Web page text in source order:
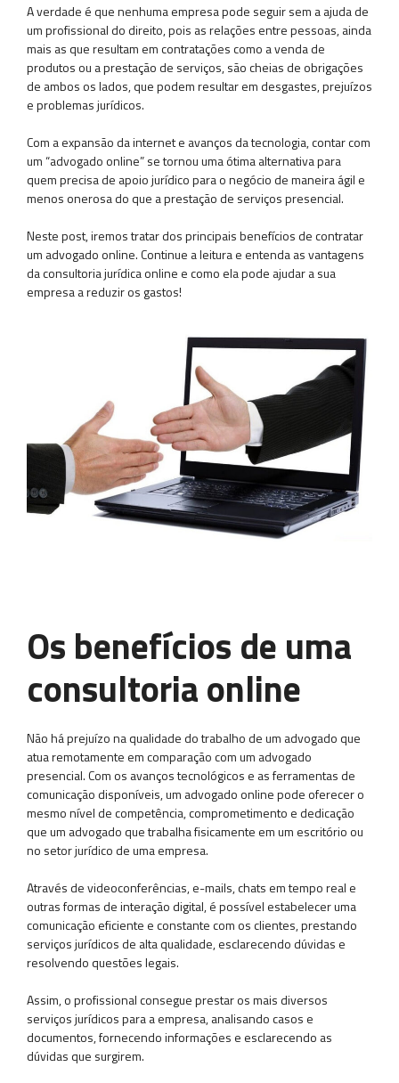
A verdade é que nenhuma empresa pode seguir sem a ajuda de
um profissional do direito, pois as relações entre pessoas, ainda
mais as que resultam em contratações como a venda de
produtos ou a prestação de serviços, são cheias de obrigações
de ambos os lados, que podem resultar em desgastes, prejuízos
e problemas jurídicos.
Com a expansão da internet e avanços da tecnologia, contar com
um “advogado online” se tornou uma ótima alternativa para
quem precisa de apoio jurídico para o negócio de maneira ágil e
menos onerosa do que a prestação de serviços presencial.
Neste post, iremos tratar dos principais benefícios de contratar
um advogado online. Continue a leitura e entenda as vantagens
da consultoria jurídica online e como ela pode ajudar a sua
empresa a reduzir os gastos!
Os benefícios de uma
consultoria online
Não há prejuízo na qualidade do trabalho de um advogado que
atua remotamente em comparação com um advogado
presencial. Com os avanços tecnológicos e as ferramentas de
comunicação disponíveis, um advogado online pode oferecer o
mesmo nível de competência, comprometimento e dedicação
que um advogado que trabalha fisicamente em um escritório ou
no setor jurídico de uma empresa.
Através de videoconferências, e-mails, chats em tempo real e
outras formas de interação digital, é possível estabelecer uma
comunicação eficiente e constante com os clientes, prestando
serviços jurídicos de alta qualidade, esclarecendo dúvidas e
resolvendo questões legais.
Assim, o profissional consegue prestar os mais diversos
serviços jurídicos para a empresa, analisando casos e
documentos, fornecendo informações e esclarecendo as
dúvidas que surgirem.